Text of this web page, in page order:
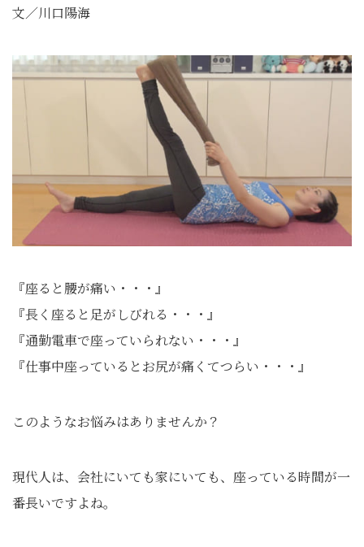
文／川口陽海
『座ると腰が痛い・・・』
『長く座ると足がしびれる・・・』
『通勤電車で座っていられない・・・』
『仕事中座っているとお尻が痛くてつらい・・・』
このようなお悩みはありませんか？
現代人は、会社にいても家にいても、座っている時間が一
番長いですよね。